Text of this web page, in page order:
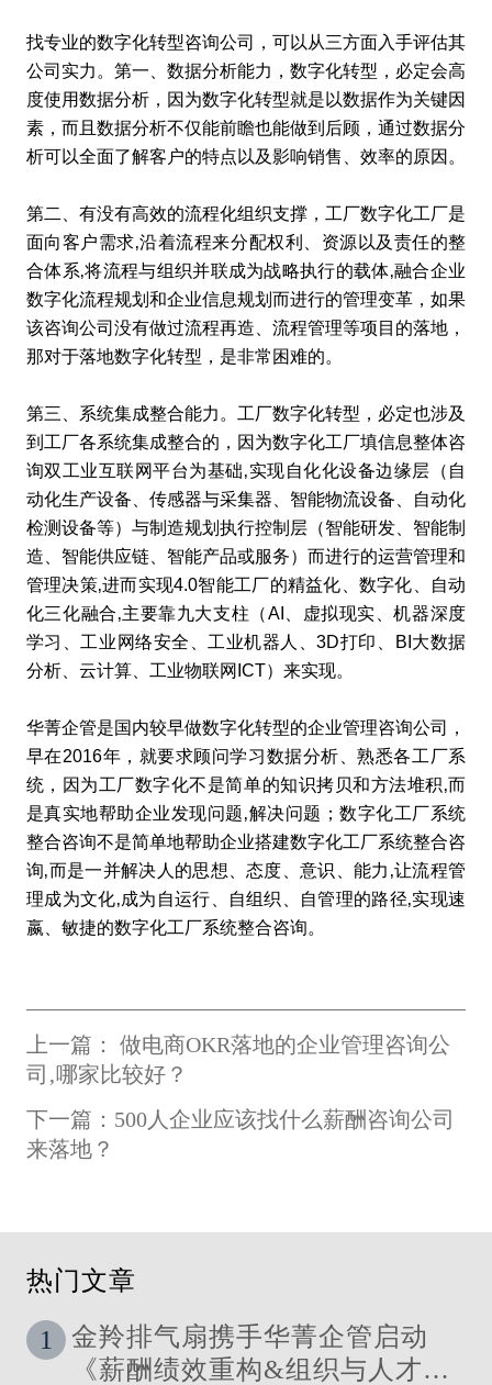
找专业的数字化转型咨询公司，可以从三方面入手评估其
公司实力。第一、数据分析能力，数字化转型，必定会高
度使用数据分析，因为数字化转型就是以数据作为关键因
素，而且数据分析不仅能前瞻也能做到后顾，通过数据分
析可以全面了解客户的特点以及影响销售、效率的原因。
第二、有没有高效的流程化组织支撑，工厂数字化工厂是
面向客户需求‚沿着流程来分配权利、资源以及责任的整
合体系‚将流程与组织并联成为战略执行的载体‚融合企业
数字化流程规划和企业信息规划而进行的管理变革，如果
该咨询公司没有做过流程再造、流程管理等项目的落地，
那对于落地数字化转型，是非常困难的。
第三、系统集成整合能力。工厂数字化转型，必定也涉及
到工厂各系统集成整合的，因为数字化工厂填信息整体咨
询双工业互联网平台为基础‚实现自化化设备边缘层（自
动化生产设备、传感器与采集器、智能物流设备、自动化
检测设备等）与制造规划执行控制层（智能研发、智能制
造、智能供应链、智能产品或服务）而进行的运营管理和
管理决策‚进而实现4.0智能工厂的精益化、数字化、自动
化三化融合‚主要靠九大支柱（AI、虚拟现实、机器深度
学习、工业网络安全、工业机器人、3D打印、BI大数据
分析、云计算、工业物联网ICT）来实现。
华菁企管是国内较早做数字化转型的企业管理咨询公司，
早在2016年，就要求顾问学习数据分析、熟悉各工厂系
统，因为工厂数字化不是简单的知识拷贝和方法堆积‚而
是真实地帮助企业发现问题‚解决问题；数字化工厂系统
整合咨询不是简单地帮助企业搭建数字化工厂系统整合咨
询‚而是一并解决人的思想、态度、意识、能力‚让流程管
理成为文化‚成为自运行、自组织、自管理的路径‚实现速
嬴、敏捷的数字化工厂系统整合咨询。
上一篇： 做电商OKR落地的企业管理咨询公
司‚哪家比较好？
下一篇：500人企业应该找什么薪酬咨询公司
来落地？
热门文章
1
金羚排气扇携手华菁企管启动
《薪酬绩效重构&组织与人才发